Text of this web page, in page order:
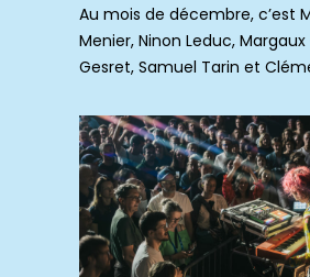
Au mois de décembre, c’est
Menier, Ninon Leduc,
Gesret, Samuel Tarin et